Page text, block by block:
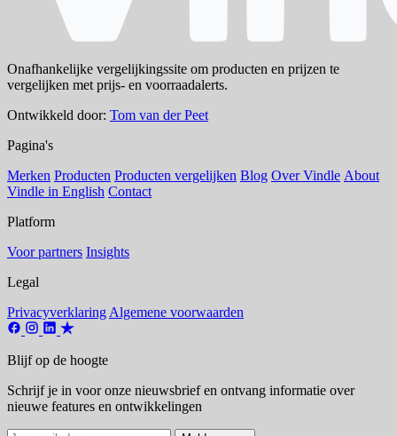
Onafhankelijke vergelijkingssite om producten en prijzen te
vergelijken met prijs- en voorraadalerts.
Ontwikkeld door: Tom van der Peet
Pagina's
Merken Producten Producten vergelijken Blog Over Vindle About
Vindle in English Contact
Platform
Voor partners Insights
Legal
Privacyverklaring Algemene voorwaarden
Blijf op de hoogte
Schrijf je in voor onze nieuwsbrief en ontvang informatie over
nieuwe features en ontwikkelingen